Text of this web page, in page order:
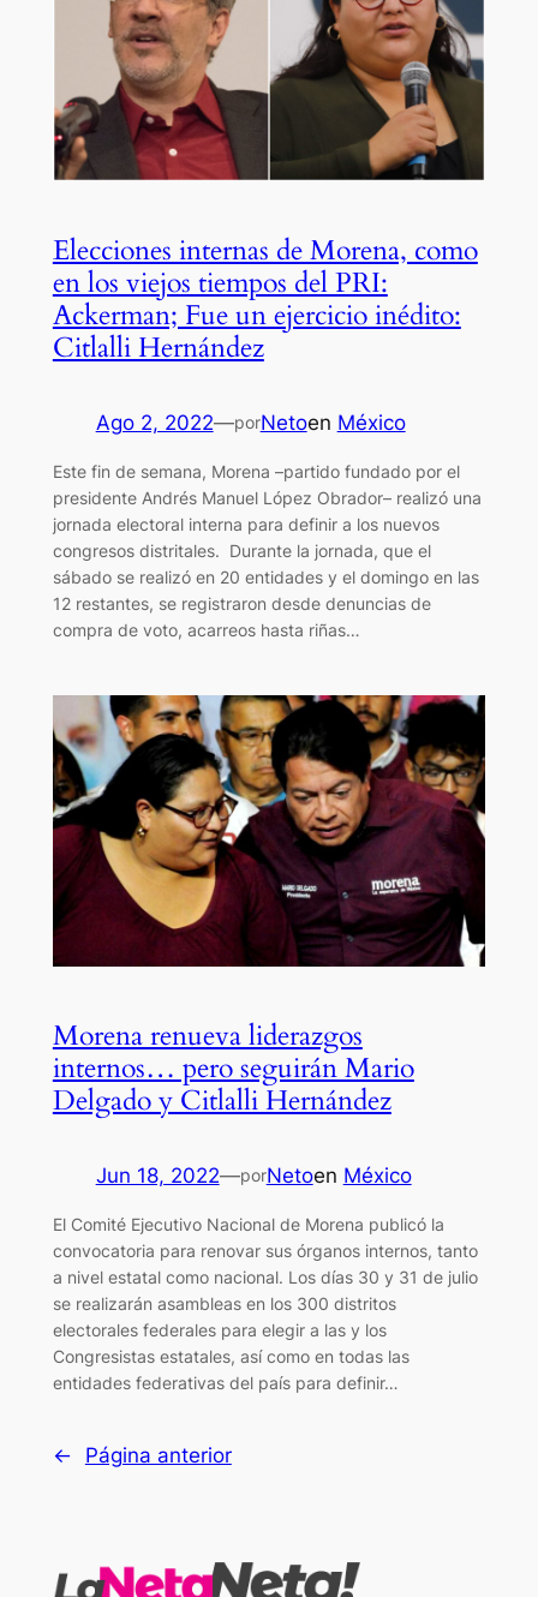
Elecciones internas de Morena, como
en los viejos tiempos del PRI:
Ackerman; Fue un ejercicio inédito:
Citlalli Hernández
Ago 2, 2022—porNetoen México
Este fin de semana, Morena –partido fundado por el
presidente Andrés Manuel López Obrador– realizó una
jornada electoral interna para definir a los nuevos
congresos distritales. Durante la jornada, que el
sábado se realizó en 20 entidades y el domingo en las
12 restantes, se registraron desde denuncias de
compra de voto, acarreos hasta riñas…
Morena renueva liderazgos
internos… pero seguirán Mario
Delgado y Citlalli Hernández
Jun 18, 2022—porNetoen México
El Comité Ejecutivo Nacional de Morena publicó la
convocatoria para renovar sus órganos internos, tanto
a nivel estatal como nacional. Los días 30 y 31 de julio
se realizarán asambleas en los 300 distritos
electorales federales para elegir a las y los
Congresistas estatales, así como en todas las
entidades federativas del país para definir…
← Página anterior